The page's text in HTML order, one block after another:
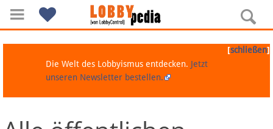
[schließen]
Die Welt des Lobbyismus entdecken. Jetzt
unseren Newsletter bestellen.